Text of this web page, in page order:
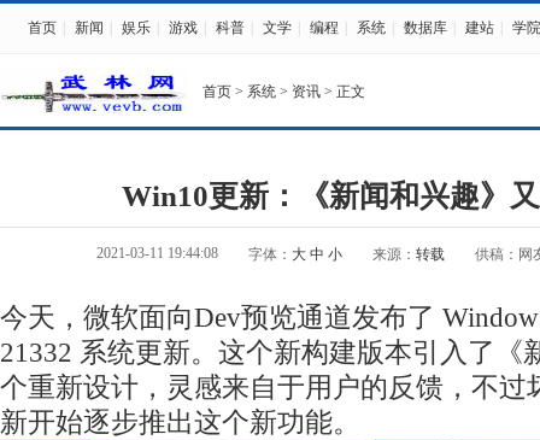
首页 新闻 娱乐 游戏 科普 文学 编程 系统 数据库 建站 学院
首页 > 系统 > 资讯 > 正文
Win10更新：《新闻和兴趣》
2021-03-11 19:44:08 字体： 大 中 小 来源： 转载 供稿：网
今天，微软面向Dev预览通道发布了
21332 系统更新。这个新构建版本引入了《
个重新设计，灵感来自于用户的反馈，不过
新开始逐步推出这个新功能。